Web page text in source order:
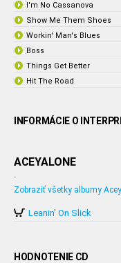
I'm No Cassanova
Show Me Them Shoes
Workin' Man's Blues
Boss
Things Get Better
Hit The Road
INFORMÁCIE O
ACEYALONE
-
Zobraziť všetky albumy
Leanin' On Slick
HODNOTENIE CD